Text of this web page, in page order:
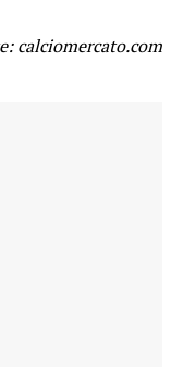
calciomercato.com